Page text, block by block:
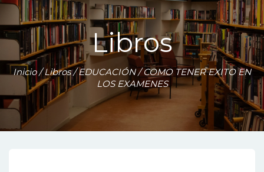
Libros
Inicio/Libros/EDUCACIÓN/ COMO TENER EXITO EN
LOS EXAMENES